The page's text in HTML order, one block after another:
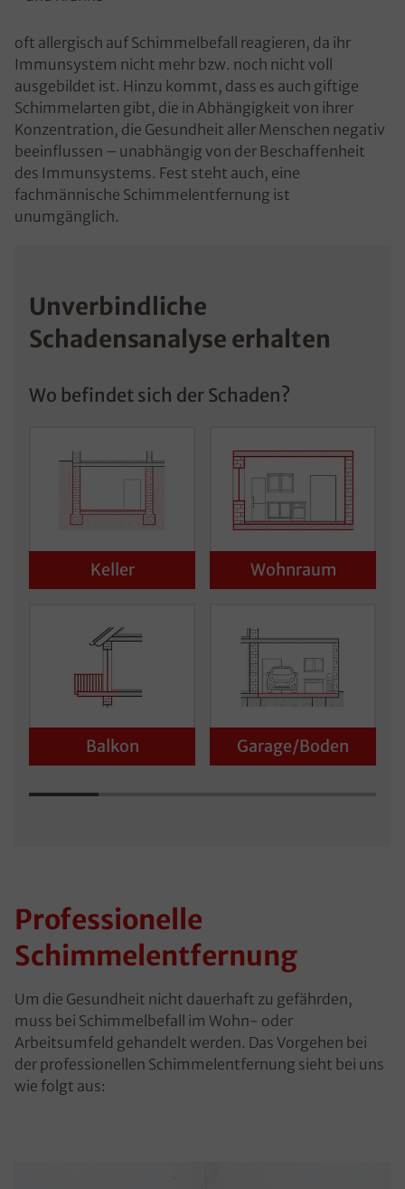
oft allergisch auf Schimmelbefall reagieren, da ihr
Immunsystem nicht mehr bzw. noch nicht voll
ausgebildet ist. Hinzu kommt, dass es auch giftige
Schimmelarten gibt, die in Abhängigkeit von ihrer
Konzentration, die Gesundheit aller Menschen negativ
beeinflussen – unabhängig von der Beschaffenheit
des Immunsystems. Fest steht auch, eine
fachmännische Schimmelentfernung ist
unumgänglich.
Unverbindliche
Schadensanalyse erhalten
Wo befindet sich der Schaden?
Keller Wohnraum
Balkon Garage/Boden
Professionelle
Schimmelentfernung
Um die Gesundheit nicht dauerhaft zu gefährden,
muss bei Schimmelbefall im Wohn- oder
Arbeitsumfeld gehandelt werden. Das Vorgehen bei
der professionellen Schimmelentfernung sieht bei uns
wie folgt aus: